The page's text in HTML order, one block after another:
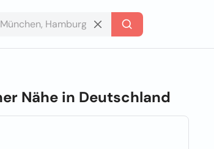
Nähe in Deutschland